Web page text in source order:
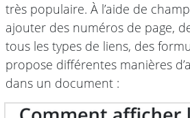
très populaire. À l’aide de
ajouter des numéros de page,
tous les types de liens, des
propose différentes manières
dans un document :